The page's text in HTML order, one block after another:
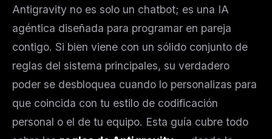
Antigravity no es solo un chatbot; es una IA
agéntica diseñada para programar en pareja
contigo. Si bien viene con un sólido conjunto de
reglas del sistema principales, su verdadero
poder se desbloquea cuando lo personalizas para
que coincida con tu estilo de codificación
personal o el de tu equipo. Esta guía cubre todo